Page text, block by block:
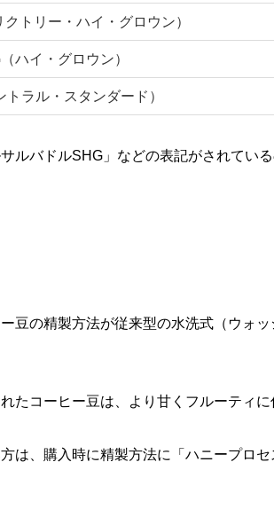
トリー・ハイ・グロウン）
ハイ・グロウン）
トラル・スタンダード）
ルバドルSHG」などの表記がされてい
豆の精製方法が従来型の水洗式（ウォ
たコーヒー豆は、より甘くフルーティに
は、購入時に精製方法に「ハニープロ